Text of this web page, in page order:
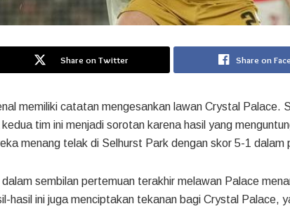
Share on Twitter Share on
memiliki catatan mengesankan lawan Crystal Palace.
tim ini menjadi sorotan karena hasil yang
menang telak di Selhurst Park dengan skor 5-1 dalam
dalam sembilan pertemuan terakhir melawan Palace
hasil ini juga menciptakan tekanan bagi Crystal Palace,